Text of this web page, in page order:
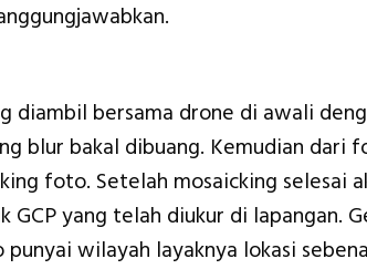
diambil bersama drone di awali
blur bakal dibuang. Kemudian dari
foto. Setelah mosaicking selesai
GCP yang telah diukur di lapangan.
wilayah layaknya lokasi